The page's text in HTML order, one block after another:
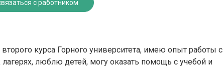
с работником
курса Горного университета, имею опыт работы с
люблю детей, могу оказать помощь с учебой и